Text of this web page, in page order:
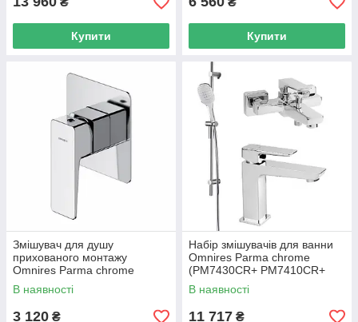
Купити Купити
Змішувач для душу
прихованого монтажу
Omnires Parma chrome
(PM7445CR)
В наявності
3 120 ₴
Набір змішувачів для ванни
Omnires Parma chrome
(PM7430CR+ PM7410CR+
DAVISSXLUXCR)
В наявності
11 717 ₴